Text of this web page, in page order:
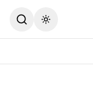
Toggle theme